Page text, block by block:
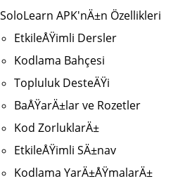
SoloLearn APK'nÄ±n Özellikleri
EtkileÅŸimli Dersler
Kodlama Bahçesi
Topluluk DesteÄŸi
BaÅŸarÄ±lar ve Rozetler
Kod ZorluklarÄ±
EtkileÅŸimli SÄ±nav
Kodlama YarÄ±ÅŸmalarÄ±